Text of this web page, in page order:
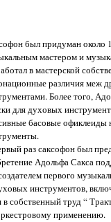
был придуман около
мастером и
в мастерской
различия меж
Более того,
для духовых
басовые офиклеиды
раз саксофон был
Адольфа Сакса
первого
инструментов,
собственный труд “
применению.